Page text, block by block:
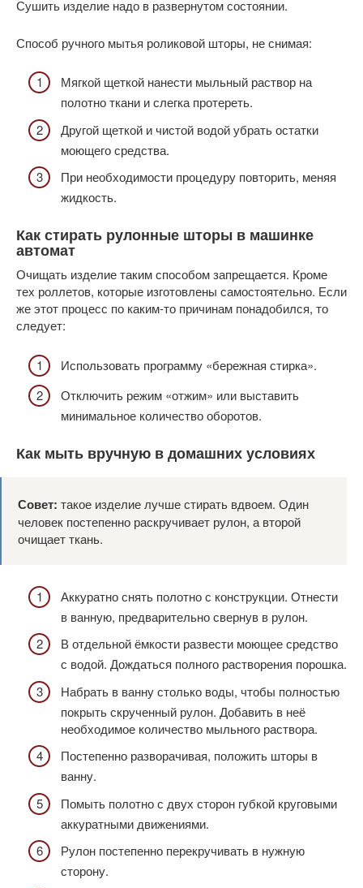
Сушить изделие надо в развернутом состоянии.
Способ ручного мытья роликовой шторы, не снимая:
Мягкой щеткой нанести мыльный раствор на
полотно ткани и слегка протереть.
Другой щеткой и чистой водой убрать остатки
моющего средства.
При необходимости процедуру повторить, меняя
жидкость.
Как стирать рулонные шторы в машинке
автомат
Очищать изделие таким способом запрещается. Кроме
тех роллетов, которые изготовлены самостоятельно. Если
же этот процесс по каким-то причинам понадобился, то
следует:
Использовать программу «бережная стирка».
Отключить режим «отжим» или выставить
минимальное количество оборотов.
Как мыть вручную в домашних условиях
Совет: такое изделие лучше стирать вдвоем. Один
человек постепенно раскручивает рулон, а второй
очищает ткань.
Аккуратно снять полотно с конструкции. Отнести
в ванную, предварительно свернув в рулон.
В отдельной ёмкости развести моющее средство
с водой. Дождаться полного растворения порошка.
Набрать в ванну столько воды, чтобы полностью
покрыть скрученный рулон. Добавить в неё
необходимое количество мыльного раствора.
Постепенно разворачивая, положить шторы в
ванну.
Помыть полотно с двух сторон губкой круговыми
аккуратными движениями.
Рулон постепенно перекручивать в нужную
сторону.